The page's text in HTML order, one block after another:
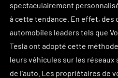
spectaculairement
à cette tendance. En effet, des
automobiles leaders tels que
Tesla ont adopté cette
leurs véhicules sur les réseaux
de l’auto. Les propriétaires de